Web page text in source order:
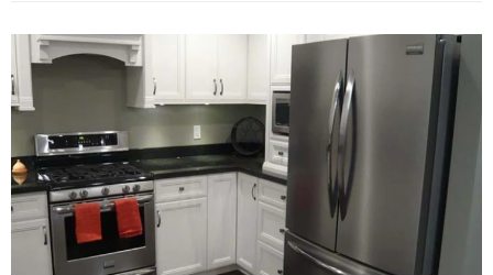
Baño
Cuidado personal